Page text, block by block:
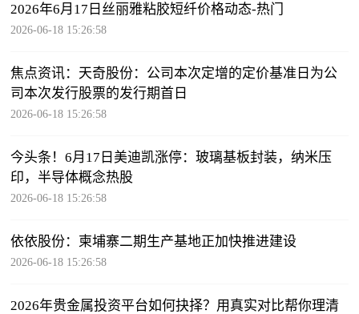
2026年6月17日丝丽雅粘胶短纤价格动态-热门
2026-06-18 15:26:58
焦点资讯：天奇股份：公司本次定增的定价基准日为公
司本次发行股票的发行期首日
2026-06-18 15:26:58
今头条！6月17日美迪凯涨停：玻璃基板封装，纳米压
印，半导体概念热股
2026-06-18 15:26:58
依依股份：柬埔寨二期生产基地正加快推进建设
2026-06-18 15:26:58
2026年贵金属投资平台如何抉择？用真实对比帮你理清